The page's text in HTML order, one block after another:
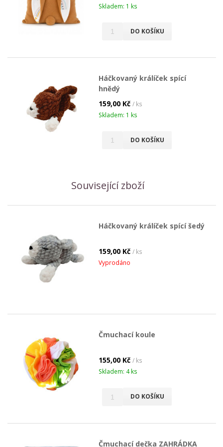
Skladem: 1 ks
DO KOŠÍKU
Háčkovaný králíček spící
hnědý
159,00 Kč / ks
Skladem: 1 ks
DO KOŠÍKU
Související zboží
Háčkovaný králíček spící šedý
159,00 Kč / ks
Vyprodáno
Čmuchací koule
155,00 Kč / ks
Skladem: 4 ks
DO KOŠÍKU
Čmuchací dečka ZAHRÁDKA